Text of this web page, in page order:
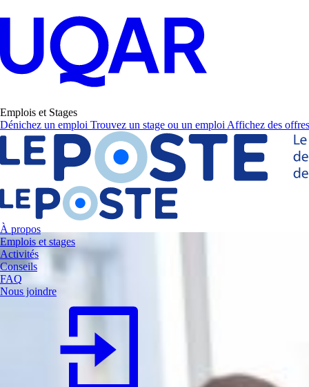
Emplois et Stages
Dénichez un emploi Trouvez un stage ou un emploi Affichez des
À propos
Emplois et stages
Activités
Conseils
FAQ
Nous joindre